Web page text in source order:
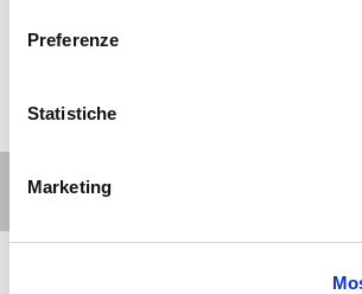
Preferenze
Statistiche
MarketingAltri eventi per